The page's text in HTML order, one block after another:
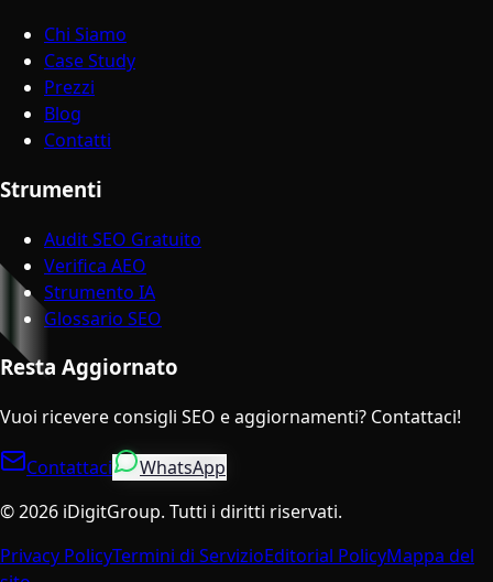
Chi Siamo
Case Study
Prezzi
Blog
Contatti
Strumenti
Audit SEO Gratuito
Verifica AEO
Strumento IA
Glossario SEO
Resta Aggiornato
Vuoi ricevere consigli SEO e aggiornamenti? Contattaci!
Contattaci
WhatsApp
©2026 iDigitGroup. Tutti i diritti riservati.
Privacy PolicyTermini di ServizioEditorial PolicyMappa del